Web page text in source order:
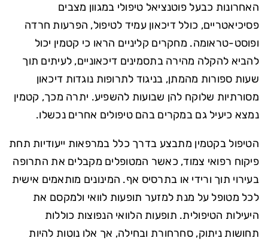
האחרונות כבעל פוטנציאל טיפולי במגוון מצבים
פסיכיאטריים, כולל דיכאון עמיד לטיפול, הפרעות חרדה
ופוסט-טראומה. מחקרים קליניים הראו כי קטמין יכול
להביא להקלה מהירה בתסמינים דיכאוניים, לעיתים תוך
שעות ספורות מהמתן, בניגוד לתרופות נוגדות דיכאון
מסורתיות שלוקח להן שבועות להשפיע. יתרה מכך, קטמין
נמצא כיעיל גם במקרים בהם טיפולים אחרים נכשלו.
הטיפול בקטמין מתבצע בדרך כלל במרפאות ייעודיות תחת
פיקוח רפואי צמוד, כאשר המטופלים מקבלים את התרופה
בעירוי תוך ורידי או בתרסיס אף. המינונים מותאמים אישית
לכל מטופל על מנת למזער תופעות לוואי ולמקסם את
היעילות הטיפולית. תופעות הלוואי הנפוצות כוללות
תחושות ניתוק, סחרחורת ובחילה, אך אלו נוטות להיות